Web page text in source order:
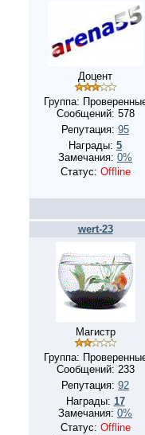
Доцент
Группа:
Сообщений: 578
Репутация: 95
Награды: 5
Замечания: 0%
Статус: Offline
wert-23
Магистр
Группа:
Сообщений: 233
Репутация: 92
Награды: 17
Замечания: 0%
Статус: Offline